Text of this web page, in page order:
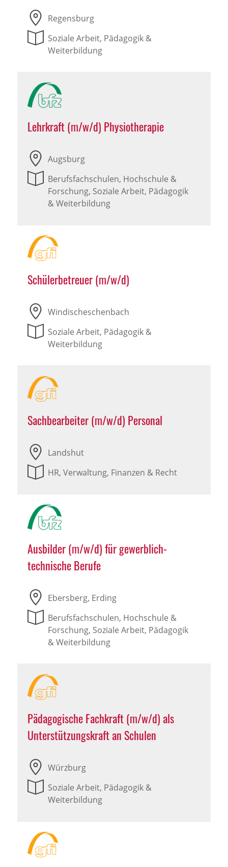
Regensburg
Soziale Arbeit, Pädagogik &
Weiterbildung
Lehrkraft (m/w/d) Physiotherapie
Augsburg
Berufsfachschulen, Hochschule &
Forschung, Soziale Arbeit, Pädagogik
& Weiterbildung
Schülerbetreuer (m/w/d)
Windischeschenbach
Soziale Arbeit, Pädagogik &
Weiterbildung
Sachbearbeiter (m/w/d) Personal
Landshut
HR, Verwaltung, Finanzen & Recht
Ausbilder (m/w/d) für gewerblich-
technische Berufe
Ebersberg, Erding
Berufsfachschulen, Hochschule &
Forschung, Soziale Arbeit, Pädagogik
& Weiterbildung
Pädagogische Fachkraft (m/w/d) als
Unterstützungskraft an Schulen
Würzburg
Soziale Arbeit, Pädagogik &
Weiterbildung